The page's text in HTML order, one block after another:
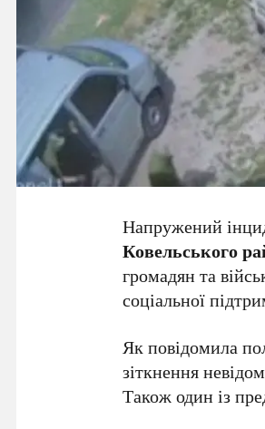
Напружений
Ковельського
громадян та
соціальної
Як повідомила
зіткнення
Також один із